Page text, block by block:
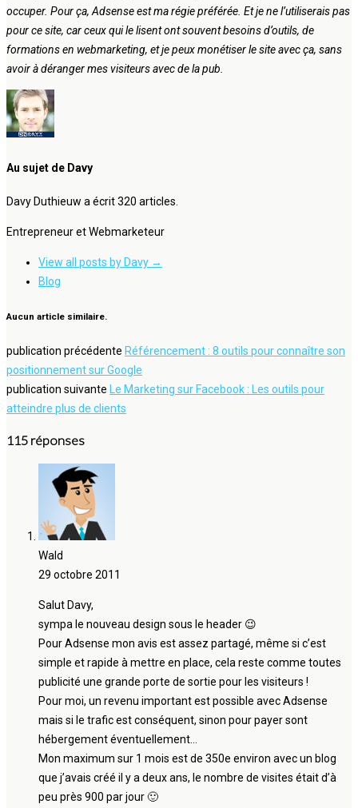
occuper. Pour ça, Adsense est ma régie préférée. Et je ne l’utiliserais pas
pour ce site, car ceux qui le lisent ont souvent besoins d’outils, de
formations en webmarketing, et je peux monétiser le site avec ça, sans
avoir à déranger mes visiteurs avec de la pub.
Au sujet de Davy
Davy Duthieuw a écrit 320 articles.
Entrepreneur et Webmarketeur
View all posts by Davy →
Blog
Aucun article similaire.
publication précédente Référencement : 8 outils pour connaître son
positionnement sur Google
publication suivante
Le Marketing sur Facebook : Les outils pour
atteindre plus de clients
115 réponses
Wald
29 octobre 2011
Salut Davy,
sympa le nouveau design sous le header 😉
Pour Adsense mon avis est assez partagé, même si c’est
simple et rapide à mettre en place, cela reste comme toutes
publicité une grande porte de sortie pour les visiteurs !
Pour moi, un revenu important est possible avec Adsense
mais si le trafic est conséquent, sinon pour payer sont
hébergement éventuellement…
Mon maximum sur 1 mois est de 350e environ avec un blog
que j’avais créé il y a deux ans, le nombre de visites était d’à
peu près 900 par jour 🙂